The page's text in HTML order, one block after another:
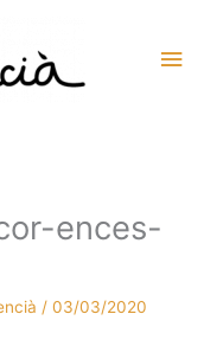
ences-
/ 03/03/2020